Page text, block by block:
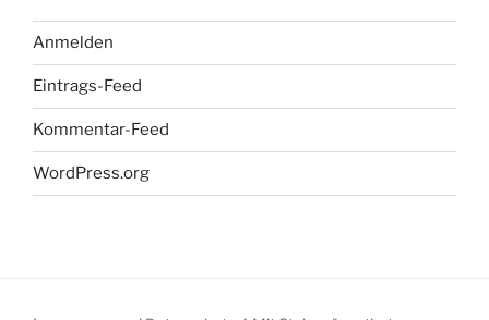
Anmelden
Eintrags-Feed
Kommentar-Feed
WordPress.org